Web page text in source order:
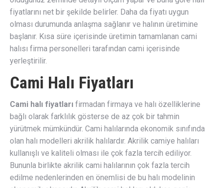
fiyatlarını net bir şekilde belirler. Daha da fiyatı uygun
olması durumunda anlaşma sağlanır ve halının üretimine
başlanır. Kısa süre içerisinde üretimin tamamlanan cami
halısı firma personelleri tarafından cami içerisinde
yerleştirilir.
Cami Halı Fiyatları
Cami halı fiyatları firmadan firmaya ve halı özelliklerine
bağlı olarak farklılık gösterse de az çok bir tahmin
yürütmek mümkündür. Cami halılarında ekonomik sınıfında
olan halı modelleri akrilik halılardır. Akrilik camiye halıları
kullanışlı ve kaliteli olması ile çok fazla tercih ediliyor.
Bununla birlikte akrilik cami halılarının çok fazla tercih
edilme nedenlerinden en önemlisi de bu halı modelinin